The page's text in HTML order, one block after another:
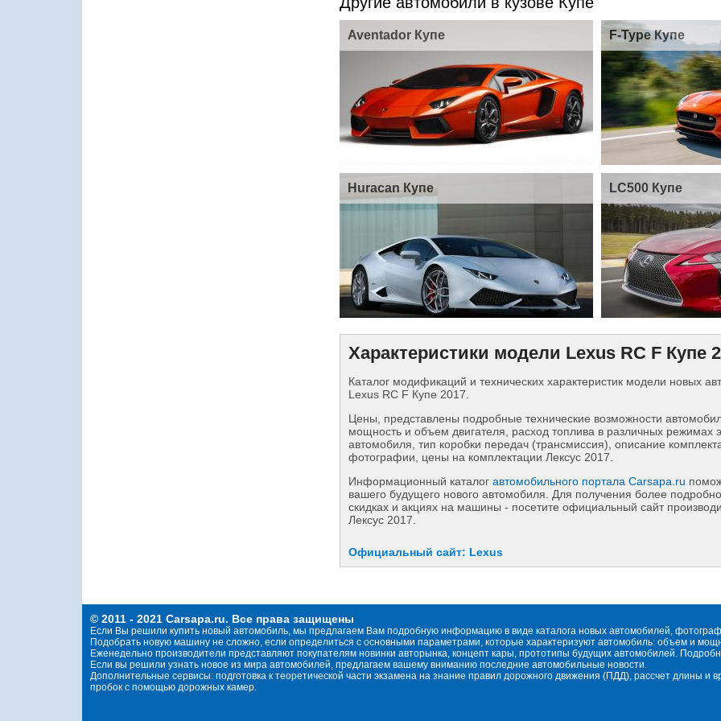
Aventador Купе F-Type Купе
Huracan Купе LC500 Купе
Характеристики модели Lexus RC F Купе
Каталог модификаций и технических характеристик модели новых
Lexus RC F Купе 2017.
Цены, представлены подробные технические возможности
мощность и объем двигателя, расход топлива в различных режимах
автомобиля, тип коробки передач (трансмиссия), описание
фотографии, цены на комплектации Лексус 2017.
Информационный каталог автомобильного портала Carsapa.ru
вашего будущего нового автомобиля. Для получения более
скидках и акциях на машины - посетите официальный сайт
Лексус 2017.
Официальный сайт: Lexus
© 2011 - 2021 Carsapa.ru. Все права защищены
Если Вы решили купить новый автомобиль, мы предлагаем Вам подробную информацию в виде каталога новых автомобилей,
Подобрать новую машину не сложно, если определиться с основными параметрами, которые характеризуют автомобиль: объем и
Еженедельно производители представляют покупателям новинки авторынка, концепт кары, прототипы будущих автомобилей.
Если вы решили узнать новое из мира автомобилей, предлагаем вашему вниманию последние автомобильные новости.
Дополнительные сервисы: подготовка к теоретической части экзамена на знание правил дорожного движения (ПДД), рассчет длины
пробок с помощью дорожных камер.